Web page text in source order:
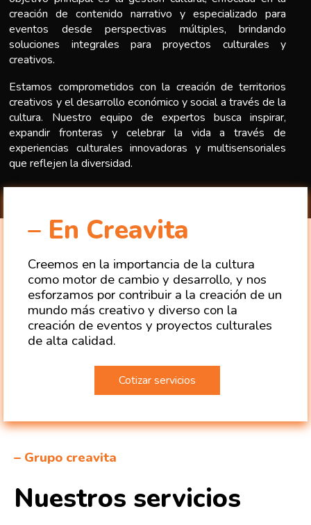
creación de contenido narrativo y especializado para
eventos desde perspectivas múltiples, brindando
soluciones integrales para proyectos culturales y
creativos.
Estamos comprometidos con la creación de territorios
creativos y el desarrollo económico y social a través de la
cultura. Nuestro equipo de expertos busca inspirar,
expandir fronteras y celebrar la vida a través de
experiencias culturales innovadoras y multisensoriales
que reflejen la diversidad.
– En Creavita
Creemos en la importancia de la cultura
como motor de cambio y desarrollo, y nos
esforzamos por contribuir a la creación de un
mundo más creativo y diverso con la
creación de eventos y proyectos culturales
de alta calidad.
Cotizar servicios
– Grupo creavita
Nuestros servicios